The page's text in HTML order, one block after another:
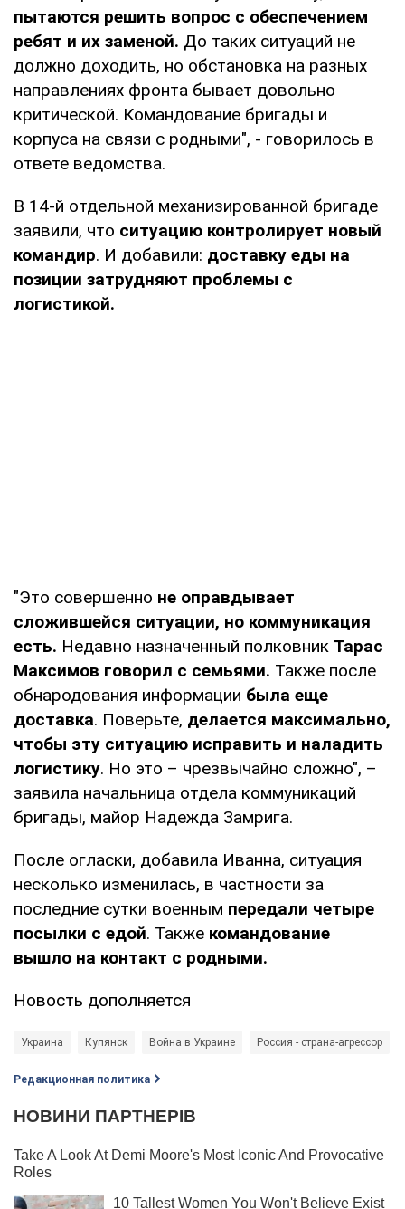
пытаются решить вопрос с обеспечением
ребят и их заменой. До таких ситуаций не
должно доходить, но обстановка на разных
направлениях фронта бывает довольно
критической. Командование бригады и
корпуса на связи с родными", - говорилось в
ответе ведомства.
В 14-й отдельной механизированной бригаде
заявили, что ситуацию контролирует новый
командир. И добавили: доставку еды на
позиции затрудняют проблемы с
логистикой.
"Это совершенно не оправдывает
сложившейся ситуации, но коммуникация
есть. Недавно назначенный полковник Тарас
Максимов говорил с семьями. Также после
обнародования информации была еще
доставка. Поверьте, делается максимально,
чтобы эту ситуацию исправить и наладить
логистику. Но это – чрезвычайно сложно", –
заявила начальница отдела коммуникаций
бригады, майор Надежда Замрига.
После огласки, добавила Иванна, ситуация
несколько изменилась, в частности за
последние сутки военным передали четыре
посылки с едой. Также командование
вышло на контакт с родными.
Новость дополняется
Украина Купянск Война в Украине Россия - страна-агрессор
Редакционная политика